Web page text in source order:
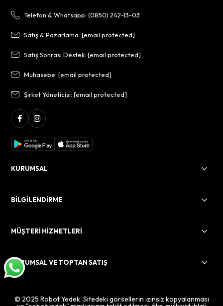
Telefon & Whatsapp: (0850) 242-13-03
Satış & Pazarlama:[email protected]
Satış Sonrası Destek:[email protected]
Muhasebe:[email protected]
Şirket Yöneticisi:[email protected]
KURUMSAL
BİLGİLENDİRME
MÜŞTERİ HİZMETLERİ
KURUMSAL VE TOPTAN SATIŞ
© 2025 Robot Yedek. Sitedeki görsellerin izinsiz kopyalanması